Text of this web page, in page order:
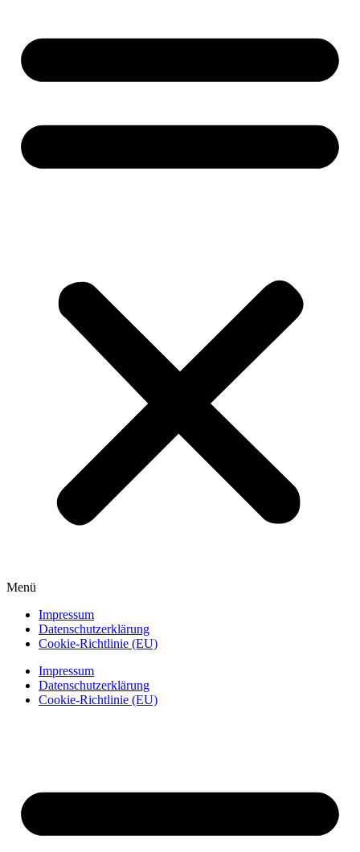
Menü
Impressum
Datenschutzerklärung
Cookie-Richtlinie (EU)
Impressum
Datenschutzerklärung
Cookie-Richtlinie (EU)